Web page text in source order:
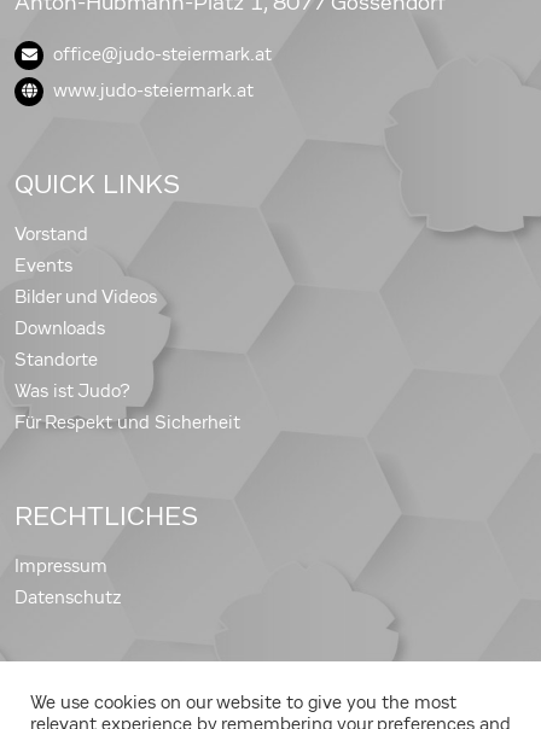
We use cookies on our website to give you the most
relevant experience by remembering your preferences and
office@judo-steiermark.at
www.judo-steiermark.at
QUICK LINKS
Vorstand
Events
Bilder und Videos
Downloads
Standorte
Was ist Judo?
Für Respekt und Sicherheit
RECHTLICHES
Impressum
Datenschutz
Copyright © 2026 Judo Landesverband Steiermark